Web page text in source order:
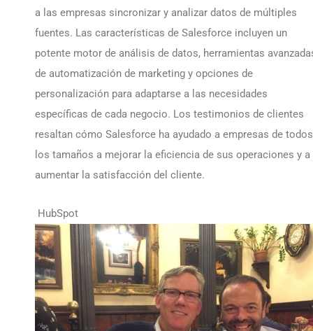
a las empresas sincronizar y analizar datos de múltiples
fuentes. Las características de Salesforce incluyen un
potente motor de análisis de datos, herramientas
de automatización de marketing y opciones de
personalización para adaptarse a las necesidades
específicas de cada negocio. Los testimonios de clientes
resaltan cómo Salesforce ha ayudado a empresas de todos
los tamaños a mejorar la eficiencia de sus operaciones y a
aumentar la satisfacción del cliente.
HubSpot